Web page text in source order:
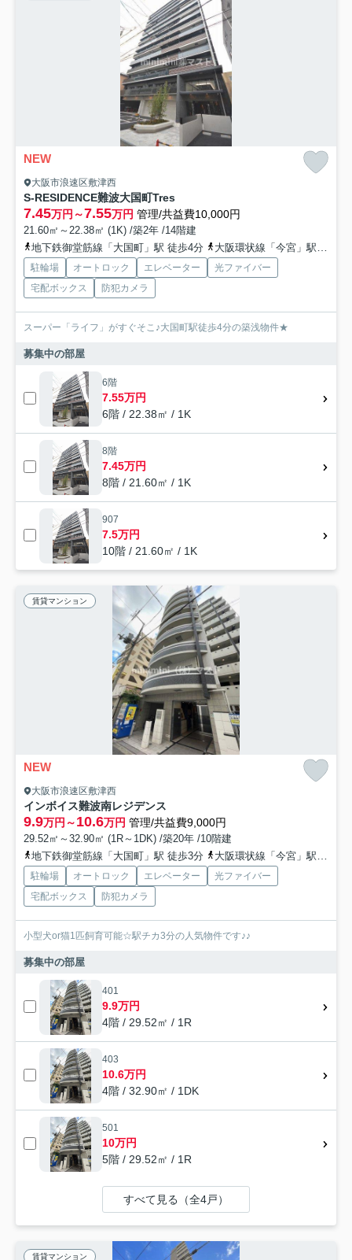
NEW
大阪市浪速区敷津西
S-RESIDENCE難波大国町Tres
7.45万円～7.55万円 管理/共益費10,000円
21.60㎡～22.38㎡ (1K) /築2年 /14階建
地下鉄御堂筋線「大国町」駅 徒歩4分
大阪環状線「今宮」駅 徒歩10分
駐輪場 オートロック エレベーター
光ファイバー
宅配ボックス
防犯カメラ
スーパー「ライフ」がすぐそこ♪大国町駅徒歩4分の築浅物件★
募集中の部屋
6階
7.55万円
6階 / 22.38㎡ / 1K
8階
7.45万円
8階 / 21.60㎡ / 1K
907
7.5万円
10階 / 21.60㎡ / 1K
賃貸マンション
NEW
大阪市浪速区敷津西
インボイス難波南レジデンス
9.9万円～10.6万円 管理/共益費9,000円
29.52㎡～32.90㎡ (1R～1DK) /築20年 /10階建
地下鉄御堂筋線「大国町」駅 徒歩3分
大阪環状線「今宮」駅 徒歩7分
駐輪場 オートロック エレベーター
光ファイバー
宅配ボックス
防犯カメラ
小型犬or猫1匹飼育可能☆駅チカ3分の人気物件です♪♪
募集中の部屋
401
9.9万円
4階 / 29.52㎡ / 1R
403
10.6万円
4階 / 32.90㎡ / 1DK
501
10万円
5階 / 29.52㎡ / 1R
すべて見る（全4戸）
賃貸マンション